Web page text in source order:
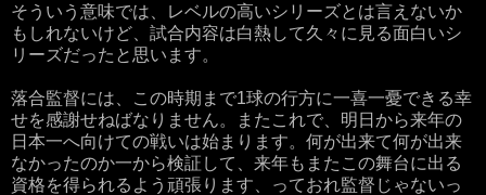
そういう意味では、レベルの高いシリーズとは言えないか
もしれないけど、試合内容は白熱して久々に見る面白いシ
リーズだったと思います。
落合監督には、この時期まで1球の行方に一喜一憂できる幸
せを感謝せねばなりません。またこれで、明日から来年の
日本一へ向けての戦いは始まります。何が出来て何が出来
なかったのか一から検証して、来年もまたこの舞台に出る
資格を得られるよう頑張ります、っておれ監督じゃないっ